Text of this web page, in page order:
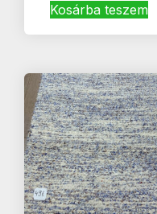
Kosárba teszem